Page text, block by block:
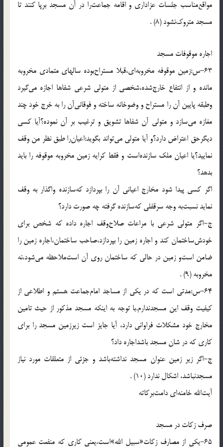
مواقع‌مناسب جلسات عزادارى و اقامه جماعت‌را در آن مسجد برپا كنند تا
مسجد متروك‌نشود (8) .
اجاره موقوفات مسجد
63-س:زمين موقوفه مخروبه‌اى،قبلا مستراح‌بوده سالهاى متمادى مخروبه
مانده و از انتفاع خارج‌شده،شخصى از متولى شرعى شفاها اجازه مى‌گيرد
وطبقه پايين آن را مستراح و وضوخانه ساخته و فوقانى‌آن را به خرج خود چند
مغازه مى‌سازد و متولى آن شفاها تشويق و ترغيب بر آن نموده؟آيا كسى
ديگرحق اعتراض دارد؟و آيا متولى مى‌تواند بگويد:اعيان‌را طبق نظر من وقف
نماييد؟يا اعيان ملك سازنده‌است و فقط كرايه زمين مخروبه موقوفه را بايد
بدهد؟
اگر كسى پيدا شود مخارج اعيانى آن را بپردازد كه‌سازنده واگذار به وقف
نمايد نسبت‌به وجه سرقفلى كه‌سازنده گرفته چه صورت دارد؟
ج-اگر متولى شرعى با مراعات صلاح‌وقف اجاره داده كه شخص براى
خودش‌ساختمان كند و اجاره زمين را بپردازد،صاحب ساختمان،اجاره زمين را
ضامن است‌و زمين در حالى كه ساختمان روى آن است‌ملاحظه مى‌شود،نه
مخروبه (9) .
64-س:مدتى است كه در يكى از مساجد امام‌جماعت هستم و اطلاعى از
كيفيت وقف اين مسجدندارم.با توجه به اينكه مسجد مذكور از حيث تامين
مخارج خود مشكلات فراوانى دارد، آيا جايز است زيرزمين مسجد را براى
كارى كه در شان مسجد باشداجاره داد؟
ج-اگر زير زمين عنوان مسجد نداشته‌باشد و جزئى از متعلقات مورد نياز
مسجدنباشد، اشكال ندارد (10) .
آيت‌الله خامنه‌اى دامت‌بركاته
صرف زكات در مسجد
65-يكى از مصارف زكات‌«سبيل الله‌»است،يعنى كارى كه منفعت عمومى